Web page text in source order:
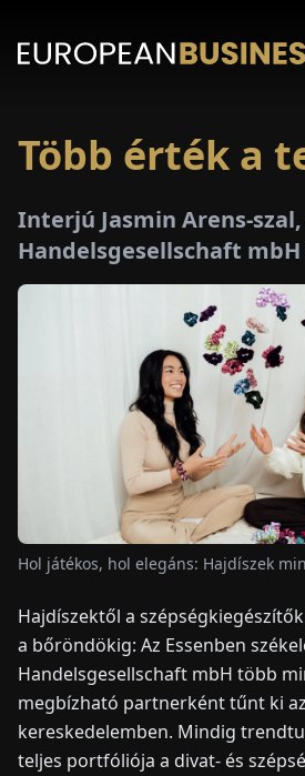
HÍREK
DEFRES IT HU
KAPCSOLAT
Több érték a
Interjú Jasmin Arens-szal,
Handelsgesellschaft mbH
Hol játékos, hol elegáns: Hajdíszek
Hajdíszektől a
a bőröndökig: Az Essenben
Handelsgesellschaft mbH több
megbízható partnerként tűnt ki
kereskedelemben. Mindig
teljes portfóliója a divat- és